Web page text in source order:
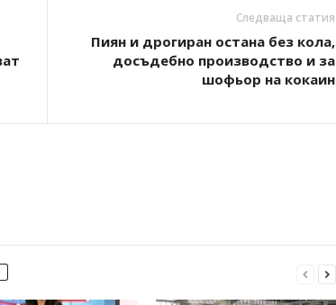
Следваща статия
Пиян и дрогиран остана без кола,
досъдебно производство и за
шофьор на кокаин